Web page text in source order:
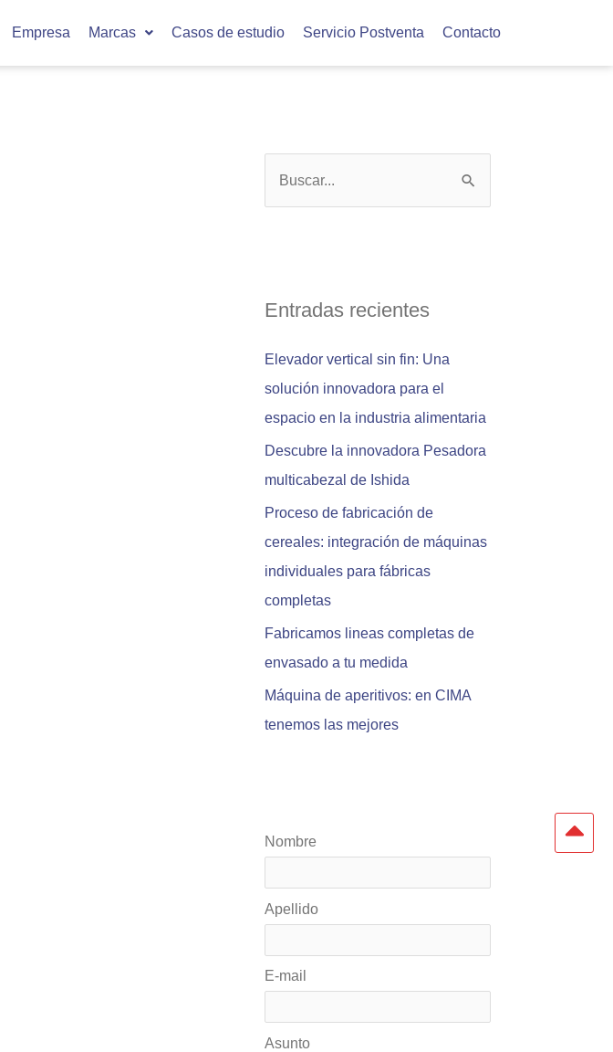
Empresa Marcas Casos de estudio Servicio Postventa Contacto
a
p
o
r
:
Entradas recientes
Elevador vertical sin fin: Una
solución innovadora para el
espacio en la industria alimentaria
Descubre la innovadora Pesadora
multicabezal de Ishida
Proceso de fabricación de
cereales: integración de máquinas
individuales para fábricas
completas
Fabricamos lineas completas de
envasado a tu medida
Máquina de aperitivos: en CIMA
tenemos las mejores
Nombre
Apellido
E-mail
Asunto